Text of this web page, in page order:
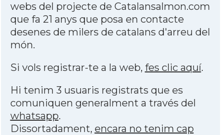
webs del projecte de Catalansalmon.com
que fa 21 anys que posa en contacte
desenes de milers de catalans d'arreu del
món.
Si vols registrar-te a la web, fes clic aquí.
Hi tenim 3 usuaris registrats que es
comuniquen generalment a través del
whatsapp.
Dissortadament, encara no tenim cap